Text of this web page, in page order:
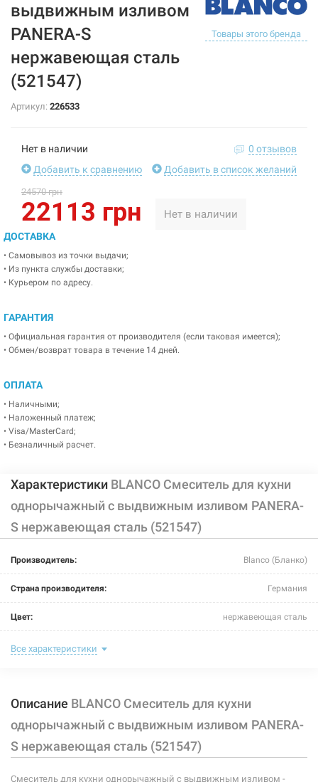
выдвижным изливом
PANERA-S
нержавеющая сталь
(521547)
Товары этого бренда
Артикул: 226533
Нет в наличии
0 отзывов
Добавить к сравнению
Добавить в список желаний
24570 грн
22113 грн Нет в наличии
ДОСТАВКА
• Самовывоз из точки выдачи;
• Из пункта службы доставки;
• Курьером по адресу.
ГАРАНТИЯ
• Официальная гарантия от производителя (если таковая имеется);
• Обмен/возврат товара в течение 14 дней.
ОПЛАТА
• Наличными;
• Наложенный платеж;
• Visa/MasterCard;
• Безналичный расчет.
Характеристики BLANCO Смеситель для кухни
однорычажный с выдвижным изливом PANERA-
S нержавеющая сталь (521547)
Производитель: Blanco (Бланко)
Страна производителя: Германия
Цвет: нержавеющая сталь
Назначение смесителя:
Размер картриджа:
Тип конструкции: с выносным шлангом
Тип смесителя (крана): однорычажный
Все характеристики
Описание BLANCO Смеситель для кухни
однорычажный с выдвижным изливом PANERA-
S нержавеющая сталь (521547)
Смеситель для кухни однорычажный с выдвижным изливом -